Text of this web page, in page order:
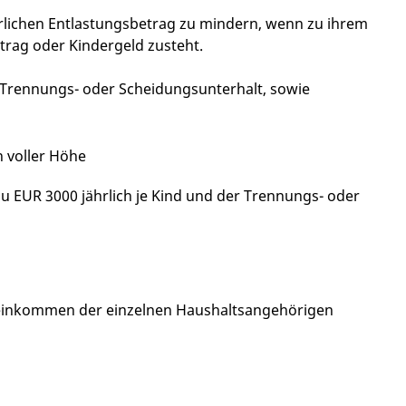
Entlastungsbetrag zu mindern, wenn zu ihrem
oder Kindergeld zusteht.
oder Scheidungsunterhalt, sowie
voller Höhe
3000 jährlich je Kind und der Trennungs- oder
der einzelnen Haushaltsangehörigen